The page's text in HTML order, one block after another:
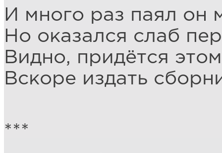
И много раз паял он
Но оказался слаб
Видно, придётся
Вскоре издать
***